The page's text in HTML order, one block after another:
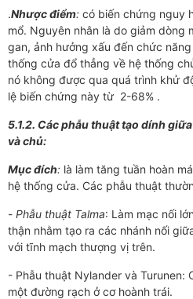
.Nhược điểm: có biến chứng nguy
mổ. Nguyên nhân là do giảm dòng
gan, ảnh hưởng xấu đến chức
thống cửa đổ thẳng về hệ thống
nó không được qua quá trình khử
lệ biến chứng này từ 2-68% .
5.1.2. Các phẫu thuật tạo dính
và chủ:
Mục đích: là làm tăng tuần hoàn
hệ thống cửa. Các phẫu thuật
- Phẫu thuật Talma: Làm mạc nối
thận nhằm tạo ra các nhánh nối
với tĩnh mạch thượng vị trên.
- Phẫu thuật Nylander và Turunen:
một đường rạch ở cơ hoành trái.